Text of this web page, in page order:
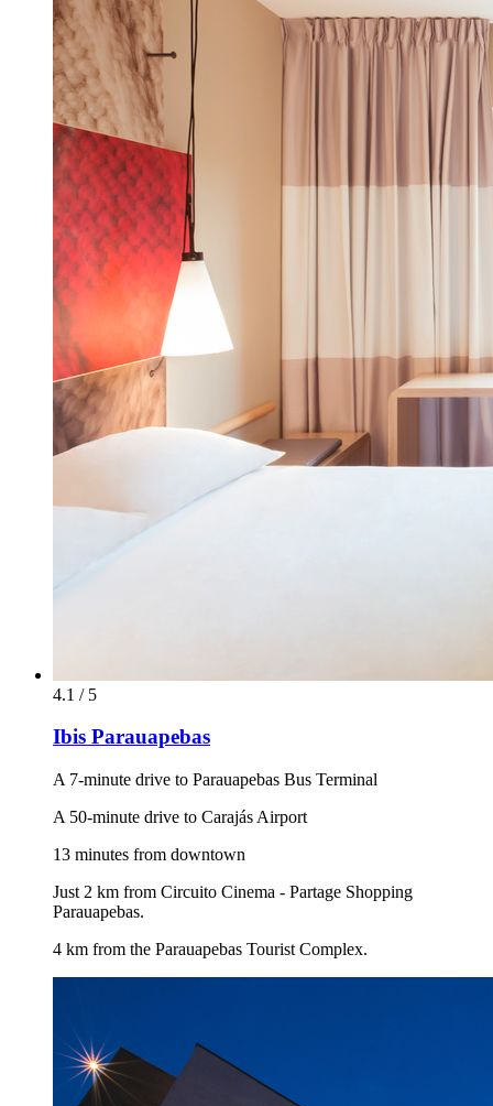
4.1 / 5
Ibis Parauapebas
A 7-minute drive to Parauapebas Bus Terminal
A 50-minute drive to Carajás Airport
13 minutes from downtown
Just 2 km from Circuito Cinema - Partage Shopping
Parauapebas.
4 km from the Parauapebas Tourist Complex.